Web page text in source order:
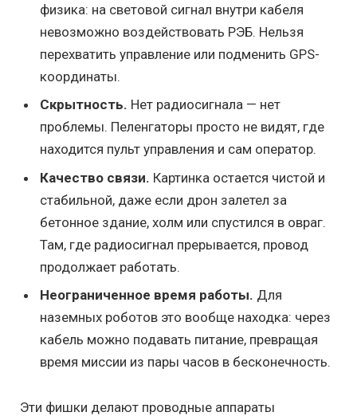
физика: на световой сигнал внутри кабеля
невозможно воздействовать РЭБ. Нельзя
перехватить управление или подменить GPS-
координаты.
Скрытность. Нет радиосигнала — нет
проблемы. Пеленгаторы просто не видят, где
находится пульт управления и сам оператор.
Качество связи. Картинка остается чистой и
стабильной, даже если дрон залетел за
бетонное здание, холм или спустился в овраг.
Там, где радиосигнал прерывается, провод
продолжает работать.
Неограниченное время работы. Для
наземных роботов это вообще находка: через
кабель можно подавать питание, превращая
время миссии из пары часов в бесконечность.
Эти фишки делают проводные аппараты